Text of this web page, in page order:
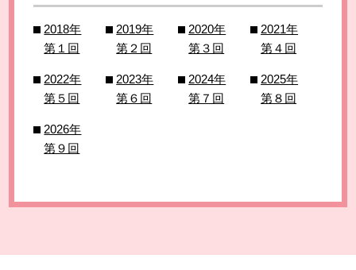
2018年
第１回
2019年
第２回
2020年
第３回
2021年
第４回
2022年
第５回
2023年
第６回
2024年
第７回
2025年
第８回
2026年
第９回